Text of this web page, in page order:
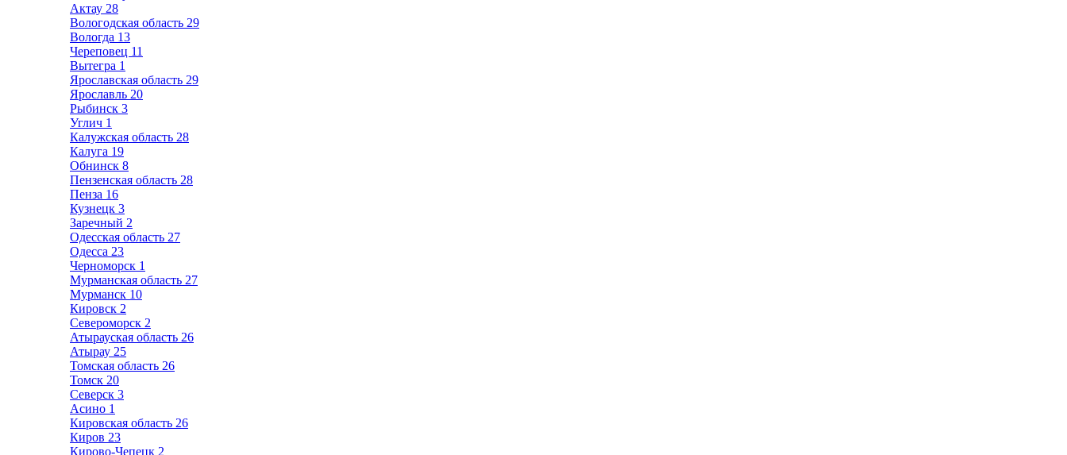
Актау 28
Вологодская область 29
Вологда 13
Череповец 11
Вытегра 1
Ярославская область 29
Ярославль 20
Рыбинск 3
Углич 1
Калужская область 28
Калуга 19
Обнинск 8
Пензенская область 28
Пенза 16
Кузнецк 3
Заречный 2
Одесская область 27
Одесса 23
Черноморск 1
Мурманская область 27
Мурманск 10
Кировск 2
Североморск 2
Атырауская область 26
Атырау 25
Томская область 26
Томск 20
Северск 3
Асино 1
Кировская область 26
Киров 23
Кирово-Чепецк 2